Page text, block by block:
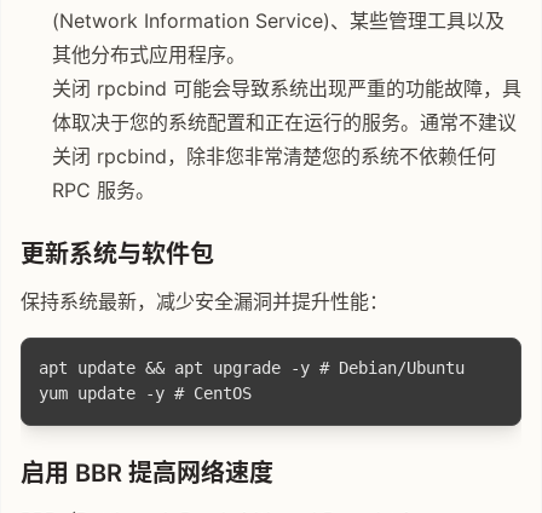
(Network Information Service)、某些管理工具以及
其他分布式应用程序。
关闭 rpcbind 可能会导致系统出现严重的功能故障，具
体取决于您的系统配置和正在运行的服务。通常不建议
关闭 rpcbind，除非您非常清楚您的系统不依赖任何
RPC 服务。
更新系统与软件包
保持系统最新，减少安全漏洞并提升性能：
apt update && apt upgrade -y # Debian/Ubuntu
启用 BBR 提高网络速度